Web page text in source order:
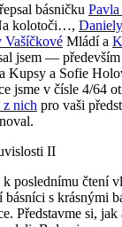
básničku Pavla
kolotoči…,
Vašíčkové Mládí a
jsem —
Kupsy a Sofie
jsme v čísle 4/64
z nich pro vaši
k poslednímu čtení
básníci s krásnými
Představme si,